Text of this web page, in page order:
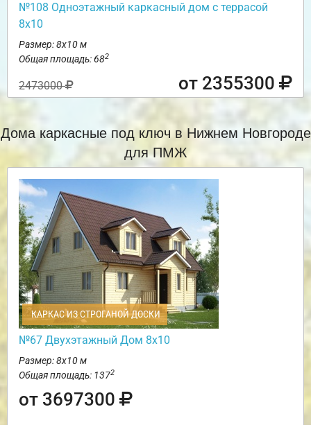
№108 Одноэтажный каркасный дом с террасой
8х10
Размер: 8х10 м
Общая площадь: 682
2473000 от 2355300
Дома каркасные под ключ в Нижнем Новгороде
для ПМЖ
КАРКАС ИЗ СТРОГАНОЙ ДОСКИ
№67 Двухэтажный Дом 8х10
Размер: 8х10 м
Общая площадь: 1372
от 3697300